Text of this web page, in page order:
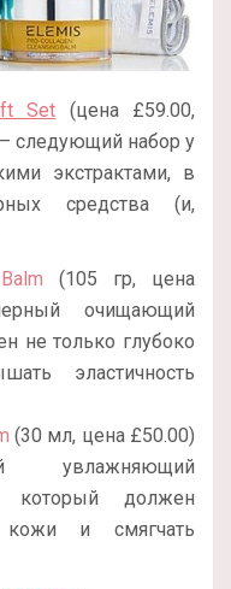
Set (цена £59.00,
следующий набор у
экстрактами, в
средства (и,
(105 гр, цена
очищающий
не только глубоко
эластичность
(30 мл, цена £50.00)
увлажняющий
который должен
кожи и смягчать